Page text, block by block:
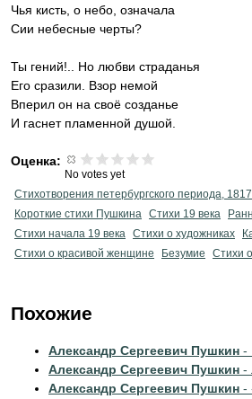
Чья кисть, о небо, означала
Сии небесные черты?
Ты гений!.. Но любви страданья
Его сразили. Взор немой
Вперил он на своё созданье
И гаснет пламенной душой.
Оценка:
No votes yet
Стихотворения петербургского периода,
Короткие стихи Пушкина Стихи 19 века
Cтихи начала 19 века Стихи о художниках
Стихи о красивой женщине
Безумие Стихи
Похожие
Александр Сергеевич Пушкин -
Александр Сергеевич Пушкин -
Александр Сергеевич Пушкин -